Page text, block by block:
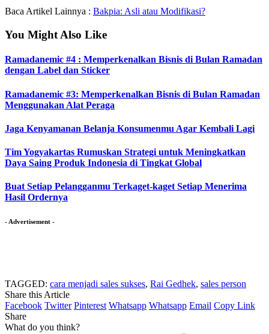
Baca Artikel Lainnya : Bakpia: Asli atau Modifikasi?
You Might Also Like
Ramadanemic #4 : Memperkenalkan Bisnis di Bulan Ramadan
dengan Label dan Sticker
Ramadanemic #3: Memperkenalkan Bisnis di Bulan Ramadan
Menggunakan Alat Peraga
Jaga Kenyamanan Belanja Konsumenmu Agar Kembali Lagi
Tim Yogyakartas Rumuskan Strategi untuk Meningkatkan
Daya Saing Produk Indonesia di Tingkat Global
Buat Setiap Pelangganmu Terkaget-kaget Setiap Menerima
Hasil Ordernya
- Advertisement -
TAGGED: cara menjadi sales sukses, Rai Gedhek, sales person
Share this Article
Facebook Twitter Pinterest Whatsapp Whatsapp Email Copy Link
Share
What do you think?